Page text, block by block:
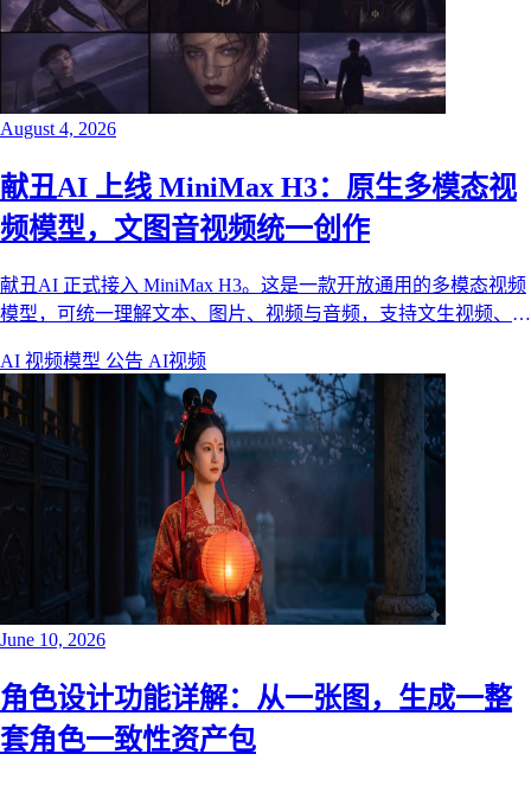
August 4, 2026
献丑AI 上线 MiniMax H3：原生多模态视
频模型，文图音视频统一创作
献丑AI 正式接入 MiniMax H3。这是一款开放通用的多模态视频
模型，可统一理解文本、图片、视频与音频，支持文生视频、首
UI 动效等商用创作场景。
AI 视频模型 公告 AI视频
June 10, 2026
角色设计功能详解：从一张图，生成一整
套角色一致性资产包